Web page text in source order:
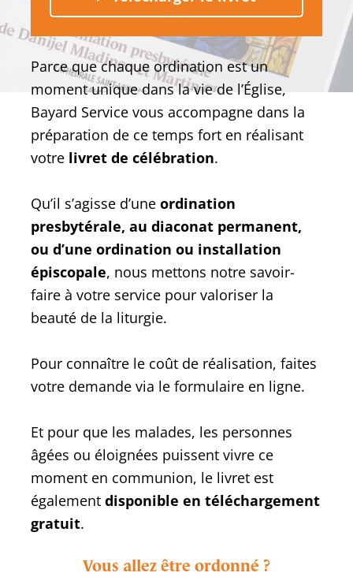
Parce que chaque ordination est un
moment unique dans la vie de l’Église,
Bayard Service vous accompagne dans la
préparation de ce temps fort en réalisant
votre livret de célébration.
Qu’il s’agisse d’uneordination
presbytérale, au diaconat permanent,
ou d’une ordination ou installation
épiscopale, nous mettons notre savoir-
faire à votre service pour valoriser la
beauté de la liturgie.
Pour connaître le coût de réalisation, faites
votre demande via le formulaire en ligne.
Et pour que les malades, les personnes
âgées ou éloignées puissent vivre ce
moment en communion, le livret est
égalementdisponible en téléchargement
gratuit.
Vous allez être ordonné ?